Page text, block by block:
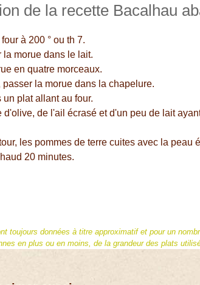
de la recette Bacalhau
à 200 ° ou th 7.
la morue dans le lait.
en quatre morceaux.
passer la morue dans la chapelure.
un plat allant au four.
d'olive, de l'ail écrasé et d'un peu de lait
les pommes de terre cuites avec la peau
20 minutes.
toujours données à titre approximatif et pour un
en plus ou en moins, de la grandeur des plats